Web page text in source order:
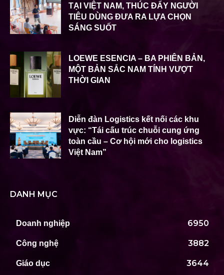
TẠI VIỆT NAM, THÚC ĐẨY NGƯỜI
TIÊU DÙNG ĐƯA RA LỰA CHỌN
SÁNG SUỐT
LOEWE ESENCIA – BA PHIÊN BẢN,
MỘT BẢN SẮC NAM TÍNH VƯỢT
THỜI GIAN
Diễn đàn Logistics kết nối các khu
vực: “Tái cấu trúc chuỗi cung ứng
toàn cầu – Cơ hội mới cho logistics
Việt Nam”
DANH MỤC
Doanh nghiệp 6950
Công nghệ 3882
Giáo dục 3644